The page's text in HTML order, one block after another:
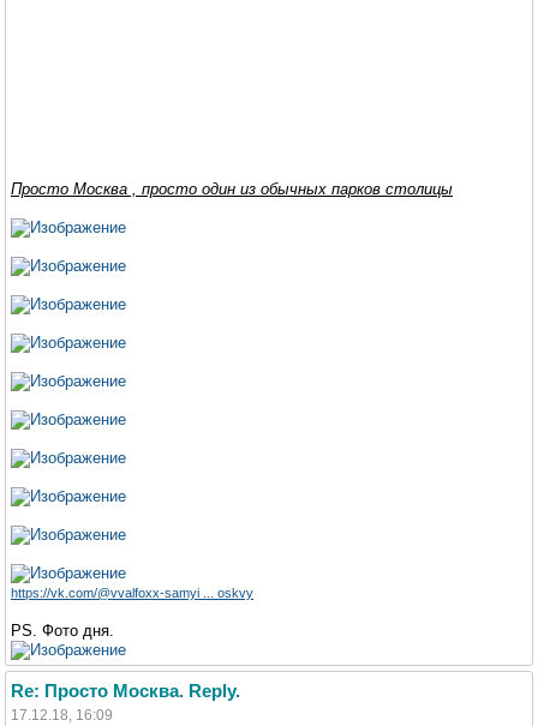
Просто Москва , просто один из обычных парков столицы
https://vk.com/@vvalfoxx-samyi ... oskvy
PS. Фото дня.
Re: Просто Москва. Reply.
17.12.18, 16:09